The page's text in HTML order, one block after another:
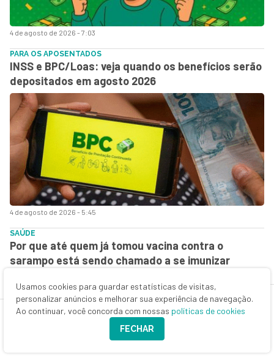
4 de agosto de 2026 - 7:03
4 de agosto de 2026 - 5:45
PARA OS APOSENTADOS
INSS e BPC/Loas: veja quando os benefícios serão
depositados em agosto 2026
SAÚDE
Por que até quem já tomou vacina contra o
sarampo está sendo chamado a se imunizar
Usamos cookies para guardar estatísticas de visitas,
personalizar anúncios e melhorar sua experiência de navegação.
Ao continuar, você concorda com nossas políticas de cookies
FECHAR